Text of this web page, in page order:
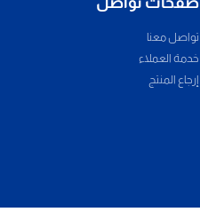
تواصل معنا
خدمة العملاء
إرجاع المنتج